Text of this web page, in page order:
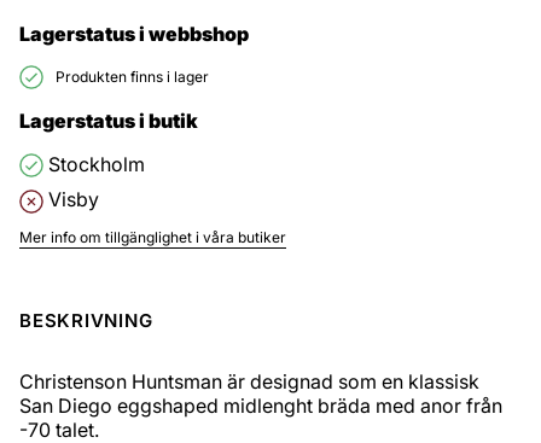
Lagerstatus i webbshop
Produkten finns i lager
Lagerstatus i butik
Stockholm
Visby
Mer info om tillgänglighet i våra butiker
BESKRIVNING
Christenson Huntsman är designad som en klassisk
San Diego eggshaped midlenght bräda med anor från
-70 talet.